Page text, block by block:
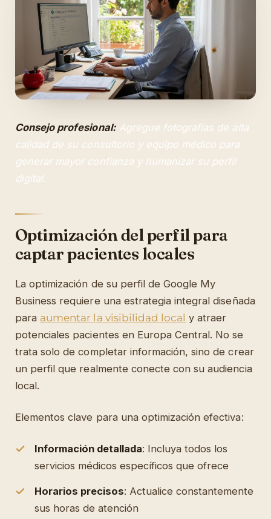
Consejo profesional: Agregue fotografías de alta
calidad de su consultorio y equipo médico para
generar mayor confianza y humanizar su perfil
digital.
Optimización del perfil para
captar pacientes locales
La optimización de su perfil de Google My
Business requiere una estrategia integral diseñada
para aumentar la visibilidad local y atraer
potenciales pacientes en Europa Central. No se
trata solo de completar información, sino de crear
un perfil que realmente conecte con su audiencia
local.
Elementos clave para una optimización efectiva:
Información detallada: Incluya todos los
servicios médicos específicos que ofrece
Horarios precisos: Actualice constantemente
sus horas de atención